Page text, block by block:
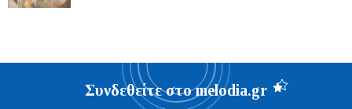
Συνδεθείτε στο melodia.gr